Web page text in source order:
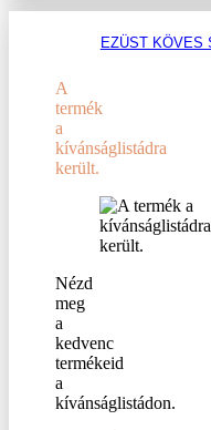
EZÜST KÖVES
A
termék
a
kívánságlistádra
került.
Nézd
meg
a
kedvenc
termékeid
a
kívánságlistádon.